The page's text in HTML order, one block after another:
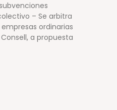
– Se arbitra
ordinarias
a propuesta